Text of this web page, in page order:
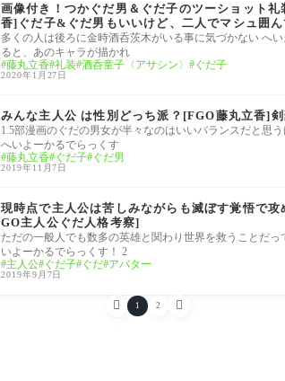
画像付き！つかぐだ男＆ぐだ子のツーショット
香]ぐだ子&ぐだ男もいいけど、二人でマシュ囲
多くの人は後ろに金時酒呑茨木がいる事に気づかない へ
ると、あのキャラが描かれ
藤丸立香 礼装 酒呑童子〈アサシン〉 ぐだ子
2020年1月27日
みんな主人公 は性別どっち派？[FGO藤丸立香]
1.5部漫画のぐだの男女が半々なのはいいバランスだと思
へいよーかるでらっくす
藤丸立香 ぐだ子 ぐだ男
2019年11月7日
現時点で主人公は苦しみながらも滅ぼす覚悟で
GO主人公ぐだ人格考察]
ただの一般人でも数多の英雄と関わり世界を救うことだ
いよーかるでらっくす！ 2
主人公 ぐだ子 ぐだ アバター
2019年9月7日
 1 2 